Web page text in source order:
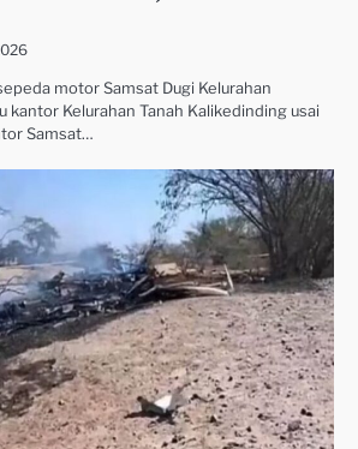
motor Samsat Dugi Kelurahan
kantor Kelurahan Tanah Kalikedinding usai
Samsat…